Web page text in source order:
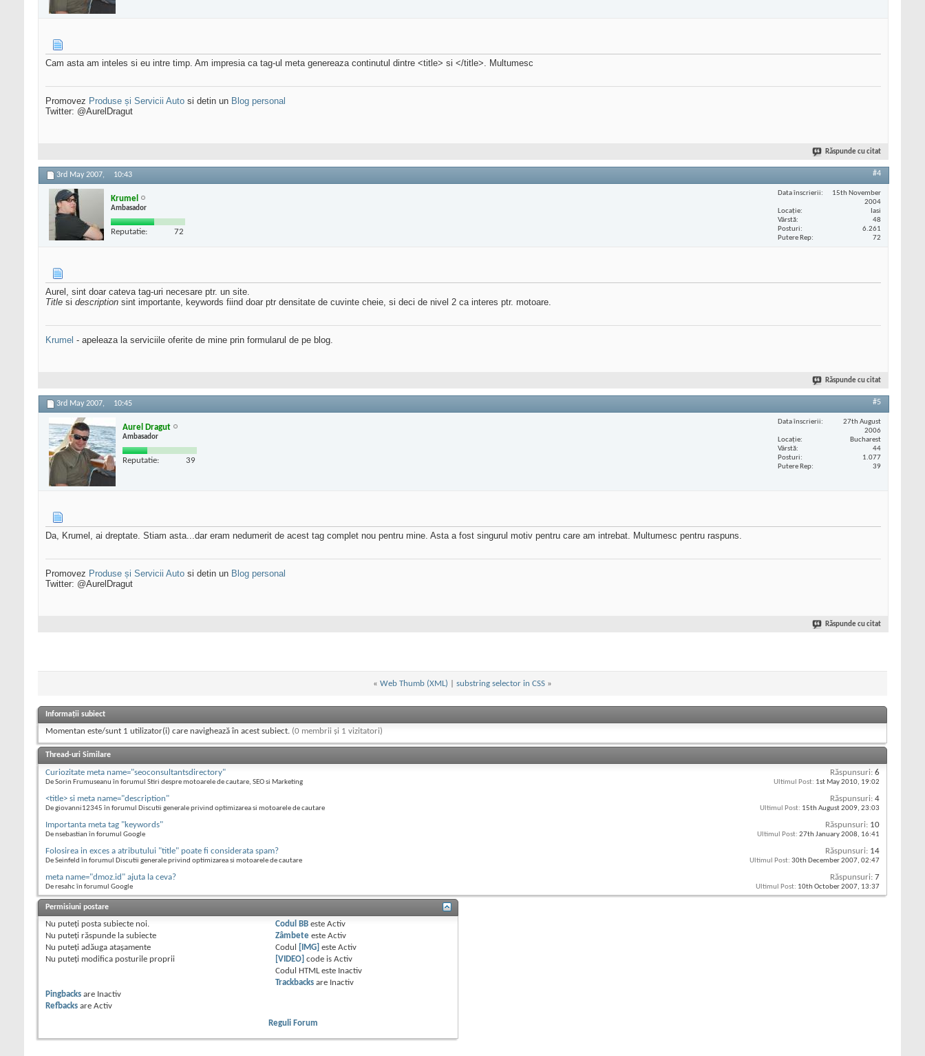
Cam asta am inteles si eu intre timp. Am impresia ca tag-ul meta genereaza continutul dintre <title> si </title>. Multumesc
Promovez Produse și Servicii Auto si detin un Blog personal
Twitter: @AurelDragut
Răspunde cu citat
3rd May 2007, 10:43 #4
Krumel
Ambasador
Reputatie: 72
Data înscrierii
15th November
2004
Locaţie
Iasi
Vârstă
48
Posturi
6.261
Putere Rep
72
Aurel, sint doar cateva tag-uri necesare ptr. un site.
Title si description sint importante, keywords fiind doar ptr densitate de cuvinte cheie, si deci de nivel 2 ca interes ptr. motoare.
Krumel - apeleaza la serviciile oferite de mine prin formularul de pe blog.
Răspunde cu citat
3rd May 2007, 10:45 #5
Aurel Dragut
Ambasador
Reputatie: 39
Data înscrierii
27th August
2006
Locaţie
Bucharest
Vârstă
44
Posturi
1.077
Putere Rep
39
Da, Krumel, ai dreptate. Stiam asta...dar eram nedumerit de acest tag complet nou pentru mine. Asta a fost singurul motiv pentru care am intrebat. Multumesc pentru raspuns.
Promovez Produse și Servicii Auto si detin un Blog personal
Twitter: @AurelDragut
Răspunde cu citat
« Web Thumb (XML) substring selector in CSS »
Informații subiect
Momentan este/sunt 1 utilizator(i) care navighează în acest subiect. (0 membrii și 1 vizitatori)
Thread-uri Similare
Curiozitate meta name="seoconsultantsdirectory"
De Sorin Frumuseanu în forumul Stiri despre motoarele de cautare, SEO si Marketing
Răspunsuri: 6
Ultimul Post: 1st May 2010, 19:02
<title> si meta name="description"
De giovanni12345 în forumul Discutii generale privind optimizarea si motoarele de cautare
Răspunsuri: 4
Ultimul Post: 15th August 2009, 23:03
Importanta meta tag "keywords"
De nsebastian în forumul Google
Răspunsuri: 10
Ultimul Post: 27th January 2008, 16:41
Folosirea in exces a atributului "title" poate fi considerata spam?
De Seinfeld în forumul Discutii generale privind optimizarea si motoarele de cautare
Răspunsuri: 14
Ultimul Post: 30th December 2007, 02:47
meta name="dmoz.id" ajuta la ceva?
De resahc în forumul Google
Răspunsuri: 7
Ultimul Post: 10th October 2007, 13:37
Permisiuni postare
Nu puteţi posta subiecte noi.
Nu puteţi răspunde la subiecte
Nu puteţi adăuga ataşamente
Nu puteţi modifica posturile proprii
Codul BB esteActiv
Zâmbete esteActiv
Codul
[IMG] esteActiv
[VIDEO] code isActiv
Codul HTML este Inactiv
Trackbacks are Inactiv
Pingbacks are Inactiv
Refbacks are Activ
Reguli Forum